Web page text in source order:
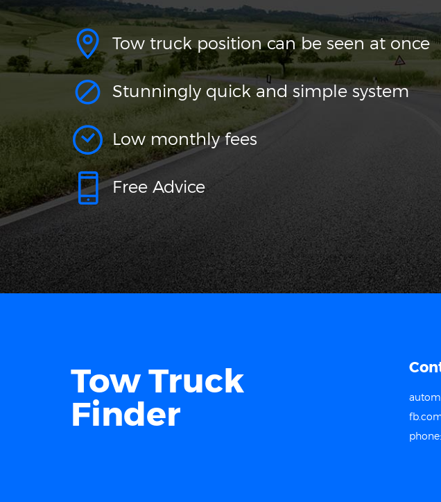
Tow truck position can be seen at once
Stunningly quick and simple system
Low monthly fees
Free Advice
Tow Truck
Finder